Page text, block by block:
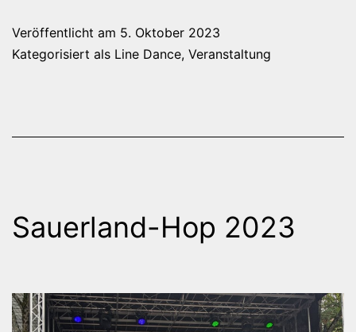
Veröffentlicht am 5. Oktober 2023
Kategorisiert als Line Dance, Veranstaltung
Sauerland-Hop 2023